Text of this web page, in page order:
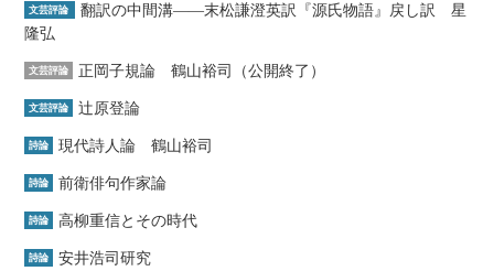
文芸評論
翻訳の中間溝――末松謙澄英訳『源氏物語』戻し訳 星
隆弘
文芸評論 正岡子規論 鶴山裕司（公開終了）
文芸評論 辻原登論
詩論 現代詩人論 鶴山裕司
詩論 前衛俳句作家論
詩論 高柳重信とその時代
詩論 安井浩司研究